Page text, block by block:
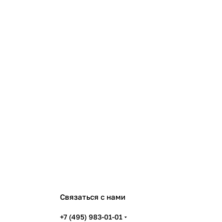
Связаться с нами
+7 (495) 983-01-01